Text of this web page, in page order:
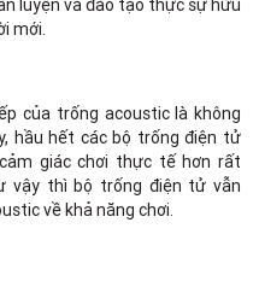
luyện và đào tạo thực sự hữu
mới.
của trống acoustic là không
hầu hết các bộ trống điện tử
giác chơi thực tế hơn rất
vậy thì bộ trống điện tử vẫn
về khả năng chơi.